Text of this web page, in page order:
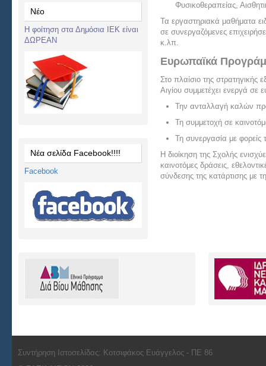
Νέο
Η φοίτηση στα Δημόσια ΙΕΚ είναι
ΔΩΡΕΑΝ
Νέα σελίδα Facebook!!!!
Facebook
Φυσικοθεραπείας,
Τα εργαστηριακά μαθήματα
σε συνεργαζόμενες
κ.λπ.
Ευρωπαϊκά
Στο πλαίσιο της στρατηγικής
Αιγίου συμμετέχει ενεργά
Την ανταλλαγή καλών
Τη συμμετοχή σε
Τη συνεργασία με φορείς
Η διοίκηση της Σχολής
καινοτόμες δράσεις,
σύνδεσης της κατάρτισης με
Συντήρηση Ιστοσελίδας: Κοτσιφάκος Ευάγγελος - ΠΕ 86